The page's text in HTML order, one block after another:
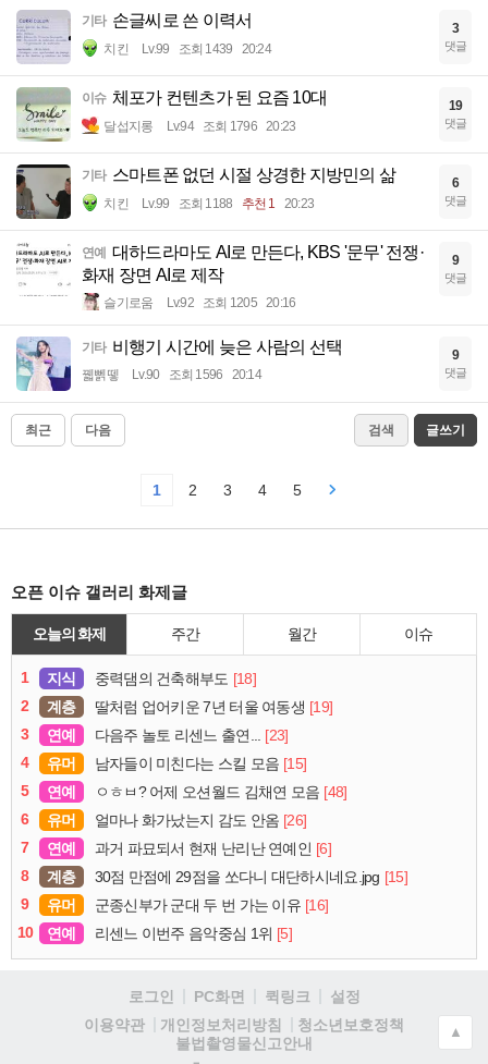
기타 손글씨로 쓴 이력서
치킨 Lv.99 조회 1439 20:24
3
댓글
이슈 체포가 컨텐츠가 된 요즘 10대
달섭지롱 Lv.94 조회 1796 20:23
19
댓글
기타 스마트폰 없던 시절 상경한 지방민의 삶
치킨 Lv.99 조회 1188 추천 1 20:23
6
댓글
연예
대하드라마도 AI로 만든다, KBS '문무' 전쟁·
화재 장면 AI로 제작
슬기로움 Lv.92 조회 1205 20:16
9
댓글
기타 비행기 시간에 늦은 사람의 선택
꿻뻵뗗 Lv.90 조회 1596 20:14
9
댓글
최근 다음 검색 글쓰기
1 2 3 4 5
오픈 이슈 갤러리 화제글
오늘의 화제 주간 월간 이슈
1 지식 중력댐의 건축해부도 [18]
2
계층 딸처럼 업어키운 7년 터울 여동생 [19]
3
연예 다음주 놀토 리센느 출연... [23]
4
유머 남자들이 미친다는 스킬 모음 [15]
5
연예 ㅇㅎㅂ? 어제 오션월드 김채연 모음 [48]
6
유머 얼마나 화가났는지 감도 안옴 [26]
7
연예 과거 파묘되서 현재 난리난 연예인 [6]
8
계층 30점 만점에 29점을 쏘다니 대단하시네요.jpg [15]
9
유머 군종신부가 군대 두 번 가는 이유 [16]
10
연예 리센느 이번주 음악중심 1위 [5]
로그인 PC화면 퀵링크
설정
이용약관
개인정보처리방침
청소년보호정책
불법촬영물신고안내
▲